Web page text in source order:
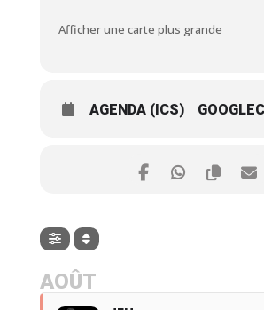
Afficher une carte plus grande
AGENDA (ICS)
AOÛT